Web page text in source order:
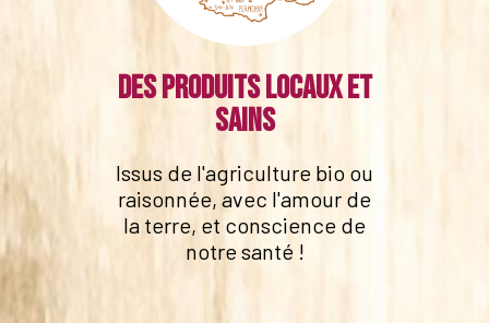
Des produits locaux et
sains
Issus de l'agriculture bio ou
raisonnée, avec l'amour de
la terre, et conscience de
notre santé !